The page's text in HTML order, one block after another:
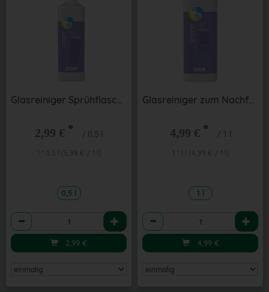
Glasreiniger Sprühflasche
2,99 € * / 0,5 l
0,5 l
Anzahl
2,99 €
Glasreiniger zum Nachfüllen 1 l
4,99 € * / 1 l
1 l
Anzahl
4,99 €